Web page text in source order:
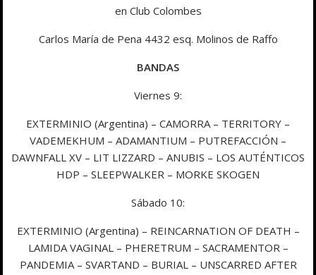
en Club Colombes
Carlos María de Pena 4432 esq. Molinos de Raffo
BANDAS
Viernes 9:
EXTERMINIO (Argentina) – CAMORRA – TERRITORY –
VADEMEKHUM – ADAMANTIUM – PUTREFACCIÓN –
DAWNFALL XV – LIT LIZZARD – ANUBIS – LOS AUTÉNTICOS
HDP – SLEEPWALKER – MORKE SKOGEN
Sábado 10:
EXTERMINIO (Argentina) – REINCARNATION OF DEATH –
LAMIDA VAGINAL – PHERETRUM – SACRAMENTOR –
PANDEMIA – SVARTAND – BURIAL – UNSCARRED AFTER